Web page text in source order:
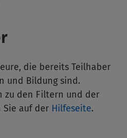
die bereits Teilhaber
und Bildung sind.
zu den Filtern und der
Sie auf der Hilfeseite.